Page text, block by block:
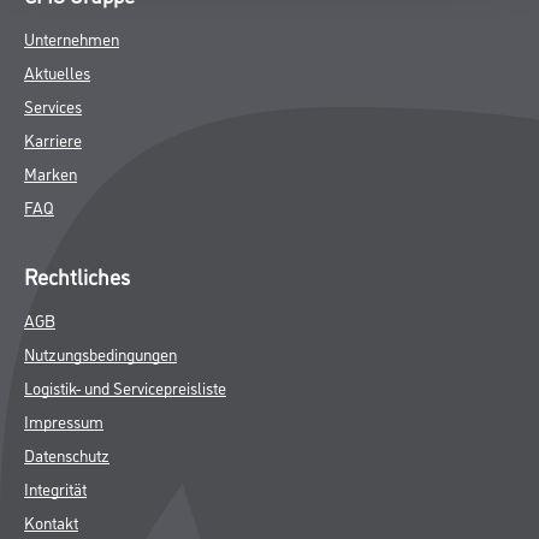
DATENBLÄTTER
SPEZIFIKATIONEN
Online-Shop
Putze- und Spachtelmassen
Bodenbeläge
Wand- & Deckenbeläge
Werkzeug & Maschinen
Verbrauchsmaterialien
CMS Gruppe